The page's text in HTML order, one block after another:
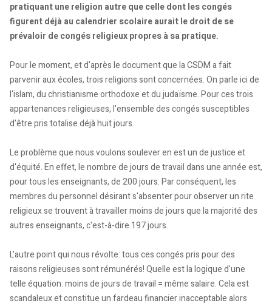
pratiquant une religion autre que celle dont les congés
figurent déjà au calendrier scolaire aurait le droit de se
prévaloir de congés religieux propres à sa pratique.
Pour le moment, et d'après le document que la CSDM a fait
parvenir aux écoles, trois religions sont concernées. On parle ici de
l'islam, du christianisme orthodoxe et du judaïsme. Pour ces trois
appartenances religieuses, l'ensemble des congés susceptibles
d'être pris totalise déjà huit jours.
Le problème que nous voulons soulever en est un de justice et
d'équité. En effet, le nombre de jours de travail dans une année est,
pour tous les enseignants, de 200 jours. Par conséquent, les
membres du personnel désirant s'absenter pour observer un rite
religieux se trouvent à travailler moins de jours que la majorité des
autres enseignants, c'est-à-dire 197 jours.
L'autre point qui nous révolte: tous ces congés pris pour des
raisons religieuses sont rémunérés! Quelle est la logique d'une
telle équation: moins de jours de travail = même salaire. Cela est
scandaleux et constitue un fardeau financier inacceptable alors